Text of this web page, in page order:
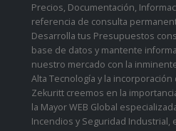
Precios, Documentación,
referencia de consulta
Desarrolla tus Presupuestos
base de datos y mantente
nuestro mercado con la
Alta Tecnología y la incorporación
Zekuritt creemos en la
la Mayor WEB Global
Incendios y Seguridad Industrial,